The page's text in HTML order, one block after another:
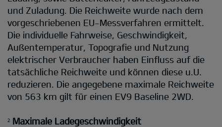
und Zuladung. Die Reichweite wurde nach dem
vorgeschriebenen EU-Messverfahren ermittelt.
Die individuelle Fahrweise, Geschwindigkeit,
Außentemperatur, Topografie und Nutzung
elektrischer Verbraucher haben Einfluss auf die
tatsächliche Reichweite und können diese u.U.
reduzieren. Die angegebene maximale Reichweite
von 563 km gilt für einen EV9 Baseline 2WD.
2 Maximale Ladegeschwindigkeit